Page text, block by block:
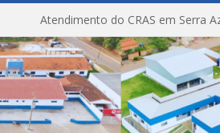
Atendimento do CRAS em Serra